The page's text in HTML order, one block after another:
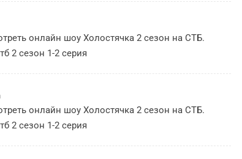
онлайн шоу Холостячка 2 сезон на СТБ.
2 сезон 1-2 серия
онлайн шоу Холостячка 2 сезон на СТБ.
2 сезон 1-2 серия